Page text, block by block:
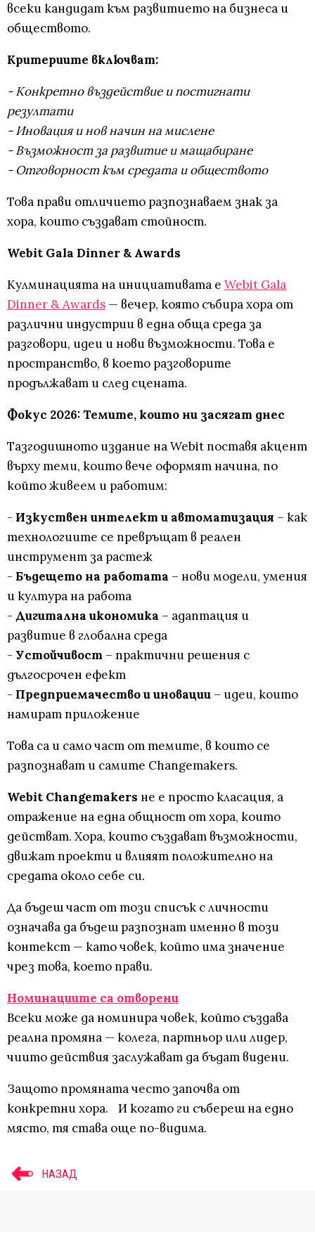
всеки кандидат към развитието на бизнеса и
обществото.
Критериите включват:
- Конкретно въздействие и постигнати
резултати
- Иновация и нов начин на мислене
- Възможност за развитие и мащабиране
- Отговорност към средата и обществото
Това прави отличието разпознаваем знак за
хора, които създават стойност.
Webit Gala Dinner & Awards
Кулминацията на инициативата е Webit Gala
Dinner & Awards — вечер, която събира хора от
различни индустрии в една обща среда за
разговори, идеи и нови възможности. Това е
пространство, в което разговорите
продължават и след сцената.
Фокус 2026: Темите, които ни засягат днес
Тазгодишното издание на Webit поставя акцент
върху теми, които вече оформят начина, по
който живеем и работим:
- Изкуствен интелект и автоматизация – как
технологиите се превръщат в реален
инструмент за растеж
- Бъдещето на работата – нови модели, умения
и култура на работа
- Дигитална икономика – адаптация и
развитие в глобална среда
- Устойчивост – практични решения с
дългосрочен ефект
- Предприемачество и иновации – идеи, които
намират приложение
Това са и само част от темите, в които се
разпознават и самите Changemakers.
Webit Changemakers не е просто класация, а
отражение на една общност от хора, които
действат. Хора, които създават възможности,
движат проекти и влияят положително на
средата около себе си.
Да бъдеш част от този списък с личности
означава да бъдеш разпознат именно в този
контекст — като човек, който има значение
чрез това, което прави.
Номинациите са отворени
Всеки може да номинира човек, който създава
реална промяна — колега, партньор или лидер,
чиито действия заслужават да бъдат видени.
Защото промяната често започва от
конкретни хора. И когато ги събереш на едно
място, тя става още по-видима.
НАЗАД